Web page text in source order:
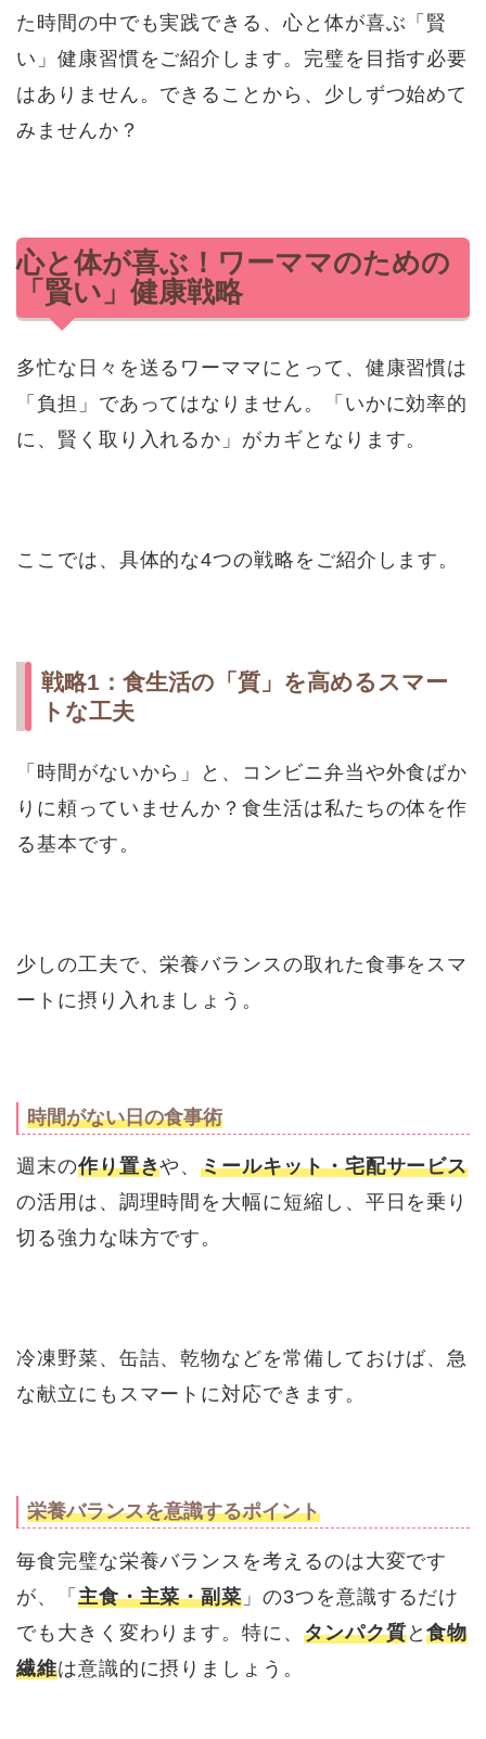
た時間の中でも実践できる、心と体が喜ぶ「賢
い」健康習慣をご紹介します。完璧を目指す必要
はありません。できることから、少しずつ始めて
みませんか？
心と体が喜ぶ！ワーママのための
「賢い」健康戦略
多忙な日々を送るワーママにとって、健康習慣は
「負担」であってはなりません。「いかに効率的
に、賢く取り入れるか」がカギとなります。
ここでは、具体的な4つの戦略をご紹介します。
戦略1：食生活の「質」を高めるスマー
トな工夫
「時間がないから」と、コンビニ弁当や外食ばか
りに頼っていませんか？食生活は私たちの体を作
る基本です。
少しの工夫で、栄養バランスの取れた食事をスマ
ートに摂り入れましょう。
時間がない日の食事術
週末の作り置きや、ミールキット・宅配サービス
の活用は、調理時間を大幅に短縮し、平日を乗り
切る強力な味方です。
冷凍野菜、缶詰、乾物などを常備しておけば、急
な献立にもスマートに対応できます。
栄養バランスを意識するポイント
毎食完璧な栄養バランスを考えるのは大変です
が、「 主食・主菜・副菜 」の3つを意識するだけ
でも大きく変わります。特に、 タンパク質と食物
繊維は意識的に摂りましょう。